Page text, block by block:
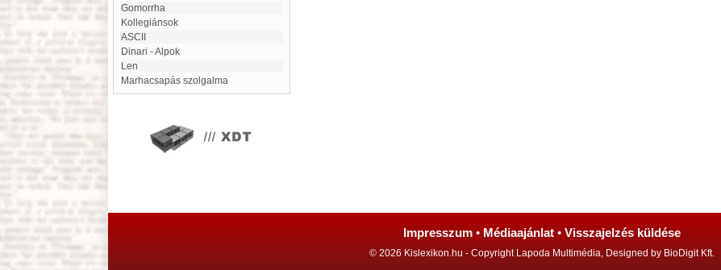
Gomorrha
Kollegiánsok
ASCII
Dinari - Alpok
Len
Marhacsapás szolgalma
Impresszum • Médiaajánlat • Visszajelzés küldése
© 2026 Kislexikon.hu - Copyright Lapoda Multimédia, Designed by BioDigit Kft.